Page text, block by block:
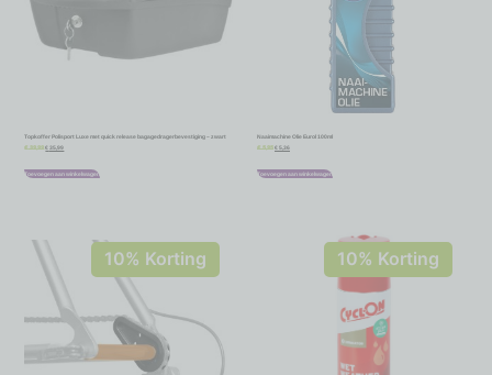
Topkoffer Polisport Luxe met quick release bagagedragerbevestiging – zwart
€39,99 € 35,99
Toevoegen aan winkelwagen
Naaimachine Olie Eurol 100ml
€ 5,95 € 5,36
Toevoegen aan winkelwagen
10% Korting 10% Korting